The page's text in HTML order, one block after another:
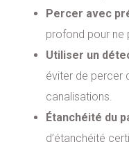
Percer avec
profond pour ne
Utiliser un
éviter de percer
canalisations.
Étanchéité du
d’étanchéité